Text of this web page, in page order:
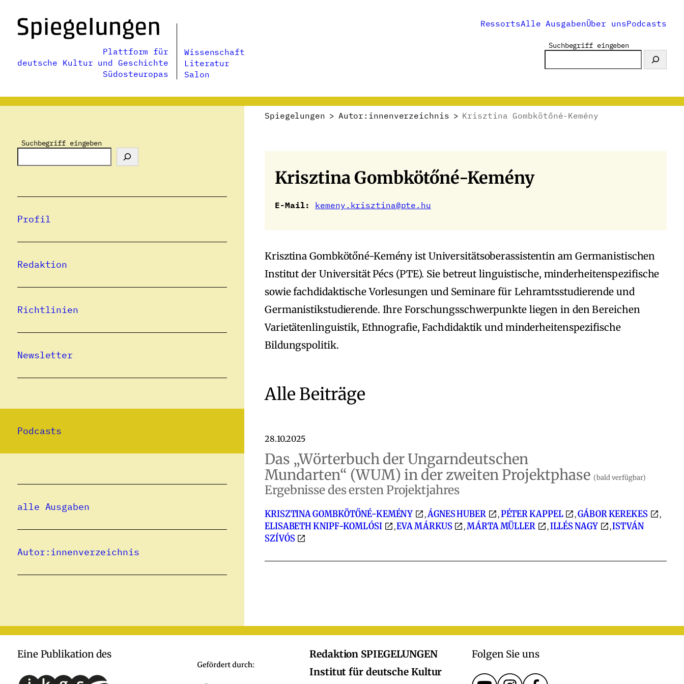
Inhalt
springen
Plattform für
deutsche Kultur und Geschichte
Südosteuropas
Wissenschaft
Literatur
Salon
RessortsAlle AusgabenÜber unsPodcasts
Suchbegriff eingeben
Suchbegriff eingeben
Profil
Redaktion
Richtlinien
Newsletter
Podcasts
alle Ausgaben
Autor:innenverzeichnis
Spiegelungen > Autor:innenverzeichnis > Krisztina Gombkötőné-Kemény
Krisztina Gombkötőné-Kemény
E-Mail: kemeny.krisztina@pte.hu
Krisztina Gombkötőné-Kemény ist Universitätsoberassistentin am Germanistischen
Institut der Universität Pécs (PTE). Sie betreut linguistische, minderheitenspezifische
sowie fachdidaktische Vorlesungen und Seminare für Lehramtsstudierende und
Germanistikstudierende. Ihre Forschungsschwerpunkte liegen in den Bereichen
Varietätenlinguistik, Ethnografie, Fachdidaktik und minderheitenspezifische
Bildungspolitik.
Alle Beiträge
28.10.2025
Das „Wörterbuch der Ungarndeutschen
Mundarten“ (WUM) in der zweiten Projektphase (bald verfügbar)
Ergebnisse des ersten Projektjahres
KRISZTINA GOMBKÖTŐNÉ-KEMÉNY ,ÁGNES HUBER ,PÉTER KAPPEL ,GÁBOR KEREKES ,
ELISABETH KNIPF-KOMLÓSI ,EVA MÁRKUS ,MÁRTA MÜLLER ,ILLÉS NAGY ,ISTVÁN
SZÍVÓS
Eine Publikation des
Redaktion SPIEGELUNGEN
Institut für deutsche Kultur
Folgen Sie uns